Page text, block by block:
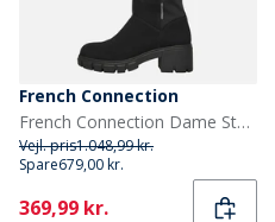
French Connection
French Connection Dame Støvler med Tyk Hæl til Knæet Sorte
Vejl. pris1.048,99 kr.
Spare679,00 kr.
Current
369,99 kr.